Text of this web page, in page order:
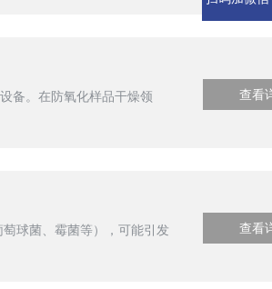
备。在防氧化样品干燥领
查看
球菌、霉菌等），可能引发
查看